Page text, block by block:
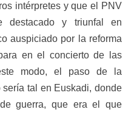
intérpretes y que el PNV
destacado y triunfal en
auspiciado por la reforma
en el concierto de las
modo, el paso de la
tal en Euskadi, donde
guerra, que era el que